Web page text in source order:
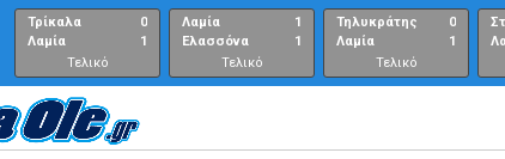
Τρίκαλα
Λαμία
0
1
Τελικό
αποτέλεσμα
Λαμία
Ελασσόνα
1
1
Τελικό
Αποτέλεσμα
Τηλυκράτης
Λαμία
0
1
Τελικό
αποτέλεσμα